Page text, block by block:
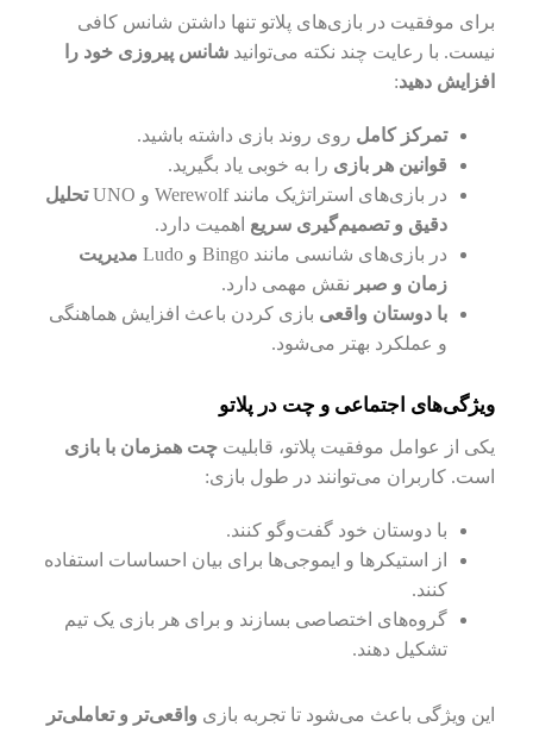
برای موفقیت در بازی‌های پلاتو تنها داشتن شانس کافی
نیست. با رعایت چند نکته می‌توانیدشانس پیروزی خود را
افزایش دهید:
تمرکز کامل روی روند بازی داشته باشید.
قوانین هر بازی را به خوبی یاد بگیرید.
در بازی‌های استراتژیک مانند Werewolf و UNO
تحلیل
دقیق و تصمیم‌گیری سریع اهمیت دارد.
در بازی‌های شانسی مانند Bingo و Ludo
مدیریت
زمان و صبر نقش مهمی دارد.
با دوستان واقعی بازی کردن باعث افزایش هماهنگی
و عملکرد بهتر می‌شود.
ویژگی‌های اجتماعی و چت در پلاتو
یکی از عوامل موفقیت پلاتو، قابلیتچت همزمان با بازی
است. کاربران می‌توانند در طول بازی:
با دوستان خود گفت‌وگو کنند.
از استیکرها و ایموجی‌ها برای بیان احساسات استفاده
کنند.
گروه‌های اختصاصی بسازند و برای هر بازی یک تیم
تشکیل دهند.
این ویژگی باعث می‌شود تا تجربه بازی واقعی‌تر و تعاملی‌تر